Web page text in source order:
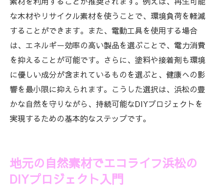
な木材やリサイクル素材を使うことで、環境負荷を軽減
することができます。また、電動工具を使用する場合
は、エネルギー効率の高い製品を選ぶことで、電力消費
を抑えることが可能です。さらに、塗料や接着剤も環境
に優しい成分が含まれているものを選ぶと、健康への影
響を最小限に抑えられます。こうした選択は、浜松の豊
かな自然を守りながら、持続可能なDIYプロジェクトを
実現するための基本的なステップです。
地元の自然素材でエコライフ浜松の
DIYプロジェクト入門